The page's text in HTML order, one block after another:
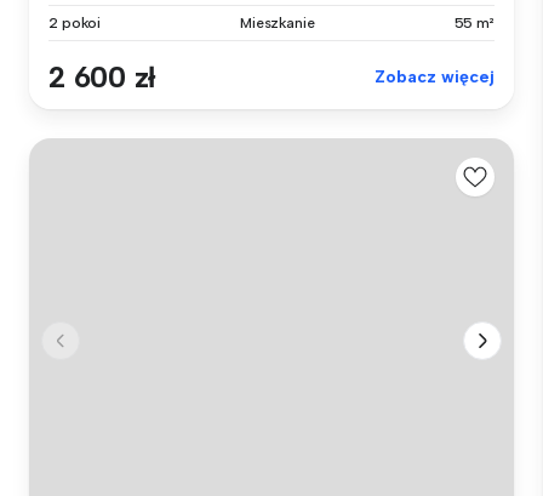
2 pokoi Mieszkanie 55 m²
2 600 zł Zobacz więcej